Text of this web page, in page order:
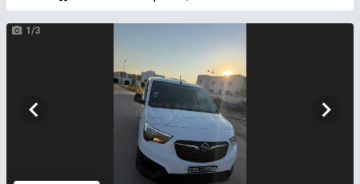
1/3